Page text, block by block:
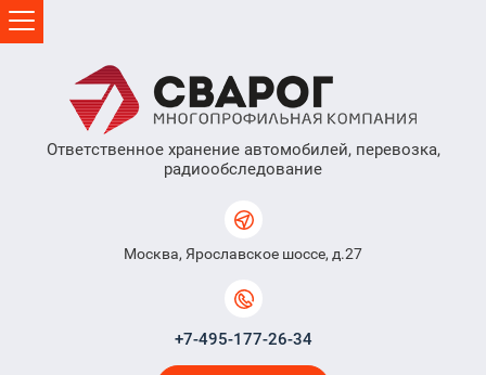
Ответственное хранение автомобилей, перевозка,
радиообследование
Москва, Ярославское шоссе, д.27
+7-495-177-26-34